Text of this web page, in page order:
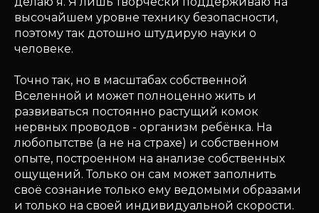
высочайшем уровне технику безопасности,
поэтому так дотошно штудирую науки о
человеке.
Точно так, но в масштабах собственной
Вселенной и может полноценно жить и
развиваться постоянно растущий комок
нервных проводов - организм ребёнка. На
любопытстве (а не на страхе) и собственном
опыте, построенном на анализе собственных
ощущений. Только он сам может заполнить
своё сознание только ему ведомыми образами
и только на своей индивидуальной скорости.